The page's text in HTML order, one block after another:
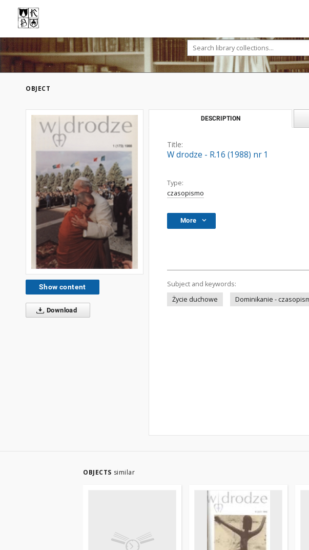
OBJECT
Show content
Download
DESCRIPTION
Title:
W drodze - R.16 (1988) nr 1
Type:
czasopismo
More
Subject and keywords:
Życie duchowe
Dominikanie -
OBJECTS similar